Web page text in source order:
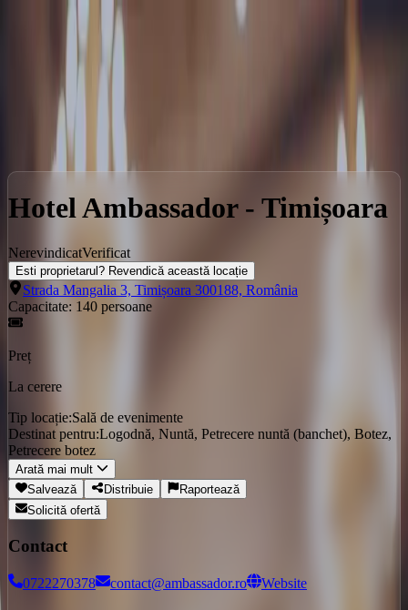
Locatii
Hotel Ambassador - Timișoara
NerevindicatVerificat
Esti proprietarul? Revendică această locație
Strada Mangalia 3, Timișoara 300188, România
Capacitate: 140 persoane
Preț
La cerere
Tip locație:Sală de evenimente
Destinat pentru:Logodnă, Nuntă, Petrecere nuntă (banchet), Botez,
Petrecere botez
Arată mai mult
Salvează
Distribuie
Raportează
Solicită ofertă
Contact
0722270378 contact@ambassador.ro Website